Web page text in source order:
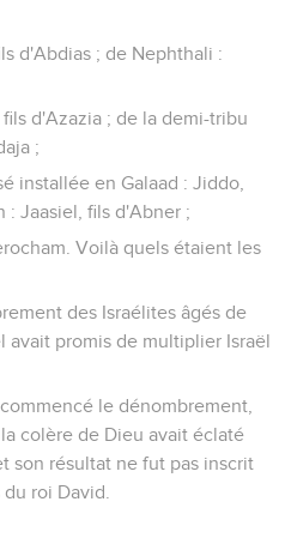
d'Abdias ; de Nephthali :
d'Azazia ; de la demi-tribu
;
installée en Galaad : Jiddo,
: Jaasiel, fils d'Abner ;
Voilà quels étaient les
des Israélites âgés de
avait promis de multiplier Israël
le dénombrement,
colère de Dieu avait éclaté
son résultat ne fut pas inscrit
roi David.